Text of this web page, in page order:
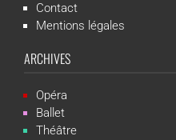
Contact
Mentions légales
ARCHIVES
Opéra
Ballet
Théâtre